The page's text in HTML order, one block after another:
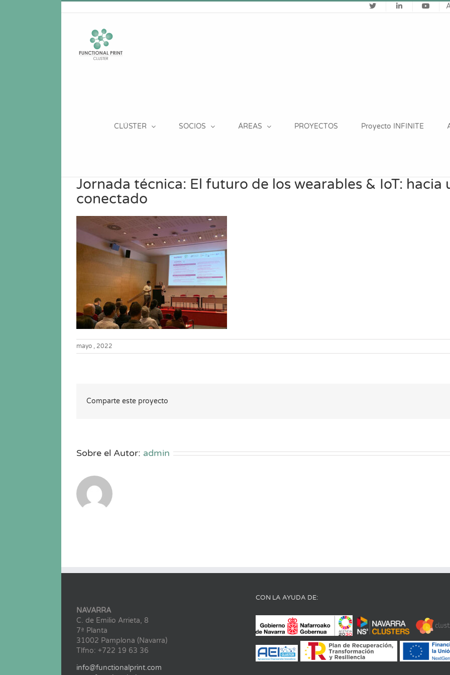
CLÚSTER SOCIOS ÁREAS PROYECTOS Proyecto INFINITE
Jornada técnica: El futuro de los wearables & IoT:
conectado
mayo , 2022
Comparte este proyecto
Sobre el Autor: admin
NAVARRA
C. de Emilio Arrieta, 8
7ª Planta
31002 Pamplona (Navarra)
Tlfno: +722 19 63 36
info@functionalprint.com
CON LA AYUDA DE: